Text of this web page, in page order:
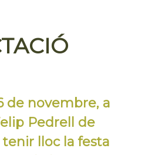
de novembre, a
Pedrell de
tenir lloc la festa